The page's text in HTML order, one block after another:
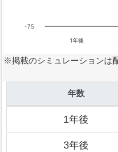
1年後
-75
※掲載のシミュレーションは
年数
1年後
3年後